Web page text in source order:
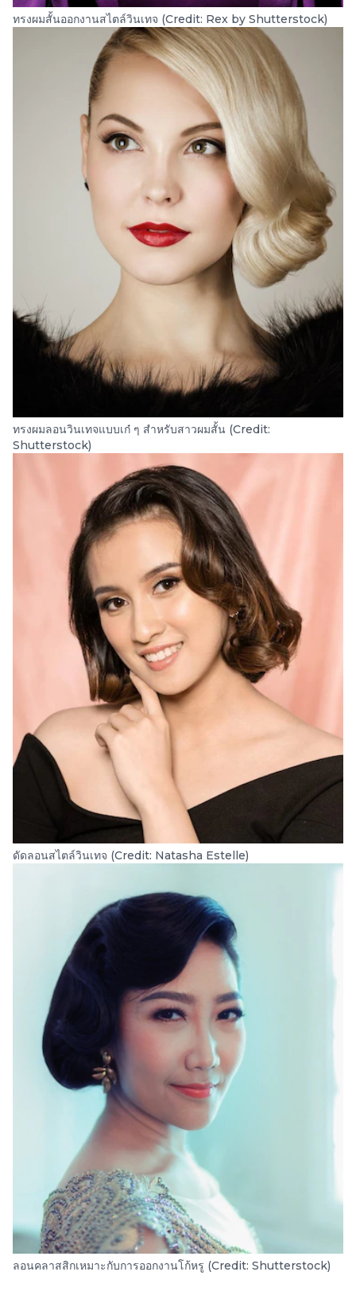
ทรงผมสั้นออกงานสไตล์วินเทจ (Credit: Rex by Shutterstock)
ทรงผมลอนวินเทจแบบเก๋ ๆ สำหรับสาวผมสั้น (Credit:
Shutterstock)
ดัดลอนสไตล์วินเทจ (Credit: Natasha Estelle)
ลอนคลาสสิกเหมาะกับการออกงานโก้หรู (Credit: Shutterstock)